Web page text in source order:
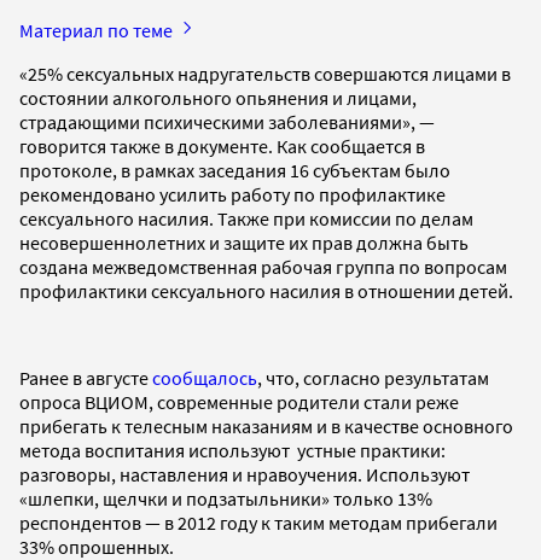
Материал по теме
«25% сексуальных надругательств совершаются лицами в
состоянии алкогольного опьянения и лицами,
страдающими психическими заболеваниями», —
говорится также в документе. Как сообщается в
протоколе, в рамках заседания 16 субъектам было
рекомендовано усилить работу по профилактике
сексуального насилия. Также при комиссии по делам
несовершеннолетних и защите их прав должна быть
создана межведомственная рабочая группа по вопросам
профилактики сексуального насилия в отношении детей.
Ранее в августесообщалось, что, согласно результатам
опроса ВЦИОМ, современные родители стали реже
прибегать к телесным наказаниям и в качестве основного
метода воспитания используют устные практики:
разговоры, наставления и нравоучения. Используют
«шлепки, щелчки и подзатыльники» только 13%
респондентов — в 2012 году к таким методам прибегали
33% опрошенных.